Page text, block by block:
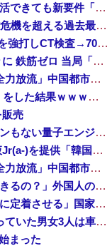
「日本で働く意欲なくなる」 外国人、自活できても新要件「届かない」…永住許可厳格化で「日本離れ」か
【韓国株】 7月のKOSPI 28.9％下落…通貨危機を超える過去最大の下げ幅
【速報】 中2男子、野球部の練習中に頭部を強打しCT検査→70代医師「問題ないです」→中学生死亡「他人のCT画像みてました」
【悲報】 中国、橋の欄干が強風一発で粉々に 鉄筋ゼロ 当局「接着剤でくっつけただけ」「正常で、品質問題はない」
中国「大洪水！」三峡ダム「9門開放！（全力放流」中国都市「三峡沿線の道路水没」中国政府「高速道路封鎖！」中国ダム「緊急放流に合わせて開門（土砂崩れ発生」→
VTuberさん、祖母の「家族だけの一日葬」をした結果ｗｗｗｗｗｗｗ
販売
世界初の超伝導量子熱機関…燃料もピストンもない量子エンジンが回った！
【速報】 日本赤十字社、韓国に超希少血液Jr(a-)を提供「韓国内では適合する血液を確保できなかった」※今回で4回目
中国「大洪水！」三峡ダム「9門開放！（全力放流」中国都市「三峡沿線の道路水没」中国政府「高速道路封鎖！」中国ダム「緊急放流に合わせて開門（土砂崩れ発生」→
「あきれてモノが言えない」「国を維持できるの？」外国人の永住許可要件の厳格化で在日中国人の本音は？
高市総理「物価上昇を上回る賃上げを日本に定着させる」国家公務員月給3.51％増へ 地方公務員も追随する見通し
【鹿児島】 突然右折し路面電車と衝突 乗っていた男女3人は車を放置しダッシュで逃走中
まった